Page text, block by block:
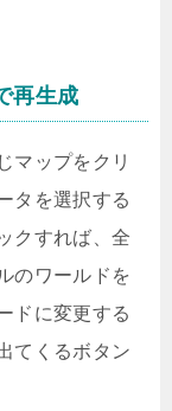
再生成
マップをクリ
タを選択する
クすれば、全
のワールドを
ドに変更する
てくるボタン